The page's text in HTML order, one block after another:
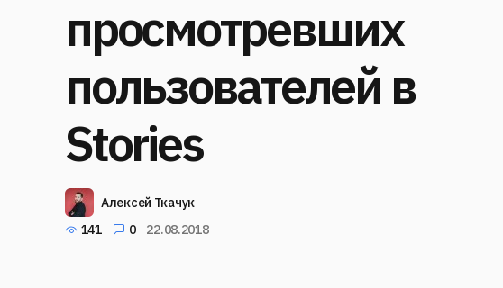
просмотревших
пользователей в
Stories
Алексей Ткачук
141
0 22.08.2018